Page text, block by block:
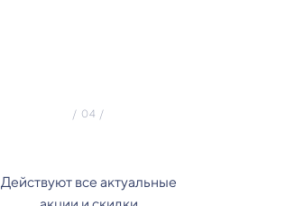
Действуют все актуальные